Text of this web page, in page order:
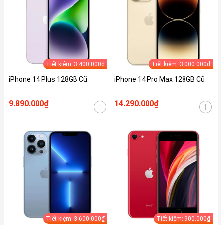
Tiết kiệm: 3.400.000₫
iPhone 14 Plus 128GB Cũ
9.890.000₫
Tiết kiệm: 3.000.000₫
iPhone 14 Pro Max 128GB Cũ
14.290.000₫
Tiết kiệm: 3.600.000₫ Tiết kiệm: 900.000₫